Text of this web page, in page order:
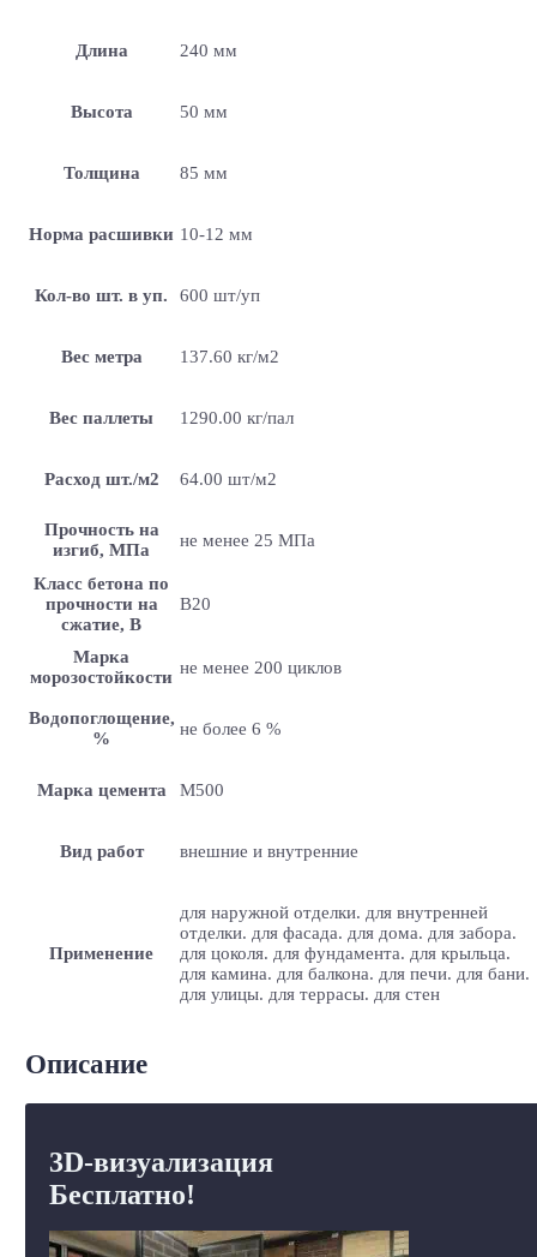
Длина 240 мм
Высота 50 мм
Толщина 85 мм
Норма расшивки 10-12 мм
Кол-во шт. в уп. 600 шт/уп
Вес метра 137.60 кг/м2
Вес паллеты 1290.00 кг/пал
Расход шт./м2 64.00 шт/м2
Прочность на
изгиб, МПа
не менее 25 МПа
Класс бетона по
прочности на
сжатие, В
B20
Марка
морозостойкости не менее 200 циклов
Водопоглощение,
%
не более 6 %
Марка цемента M500
Вид работ внешние и внутренние
Применение
для наружной отделки. для внутренней
отделки. для фасада. для дома. для забора.
для цоколя. для фундамента. для крыльца.
для камина. для балкона. для печи. для бани.
для улицы. для террасы. для стен
Описание
3D-визуализация
Бесплатно!